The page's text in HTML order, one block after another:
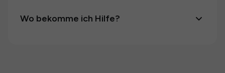
Wo bekomme ich Hilfe?